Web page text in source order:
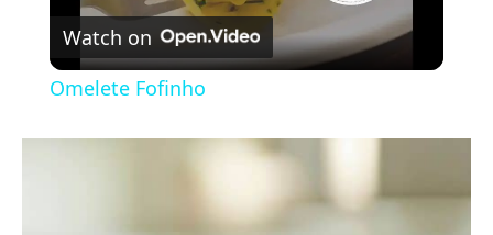
Video
Watch on
Omelete Fofinho